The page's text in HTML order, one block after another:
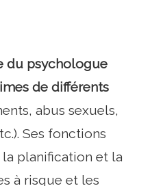
du psychologue
de différents
abus sexuels,
Ses fonctions
la planification et la
à risque et les